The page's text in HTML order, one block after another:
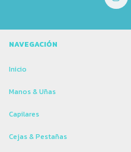
NAVEGACIÓN
Inicio
Manos & Uñas
Capilares
Cejas & Pestañas